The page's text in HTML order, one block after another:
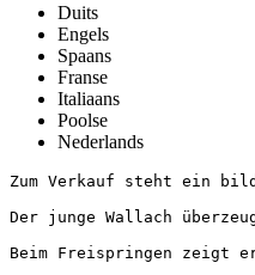
Duits
Engels
Spaans
Franse
Italiaans
Poolse
Nederlands
Zum Verkauf steht ein
Der junge Wallach
Beim Freispringen zeigt